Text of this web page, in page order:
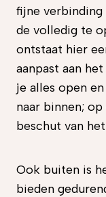
fijne verbinding
de volledig te
ontstaat hier
aanpast aan
je alles open
naar binnen;
beschut van
Ook buiten is
bieden